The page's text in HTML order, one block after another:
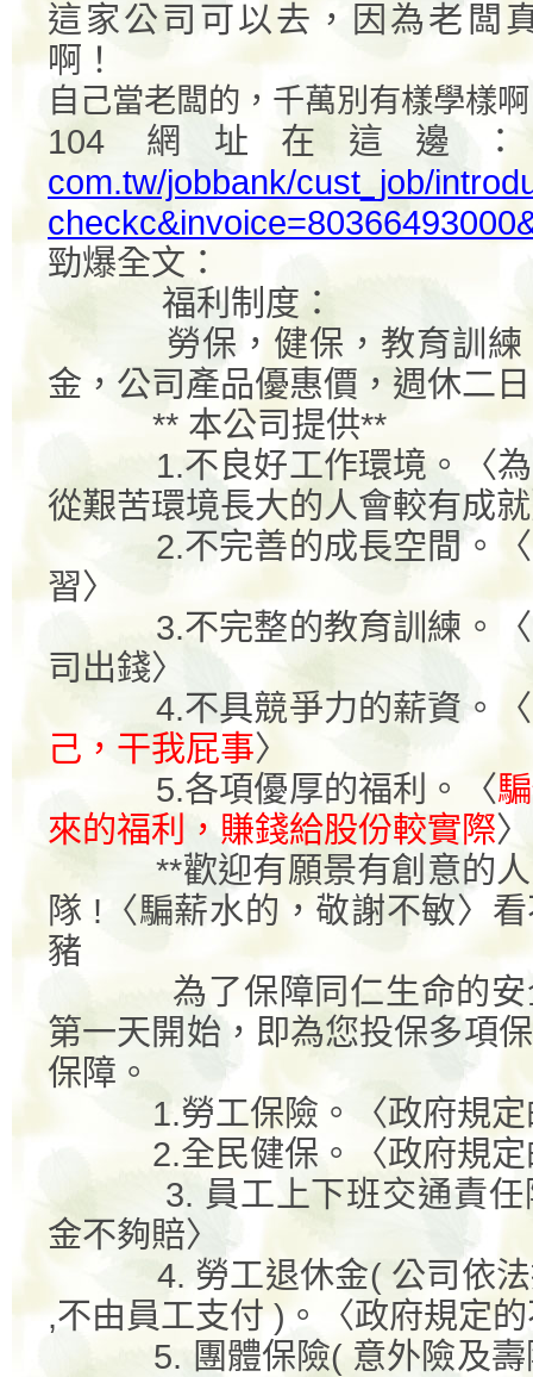
這家公司可以去，因為老闆
啊！
自己當老闆的，千萬別有樣學樣
104
網址在這邊
com.tw/jobbank/cust_job/
勁爆全文：
福利制度：
勞保，健保，教育訓
金，公司產品優惠價，週休二
** 本公司提供**
1.不良好工作環境。〈
從艱苦環境長大的人會較有成
2.不完善的成長空間。
習〉
3.不完整的教育訓練。
司出錢〉
4.不具競爭力的薪資。〈
己，干我屁事〉
5.各項優厚的福利。〈
來的福利，賺錢給股份較實際〉
**歡迎有願景有創意的
隊 ! 〈騙薪水的，敬謝不敏〉
豬
為了保障同仁生命的
第一天開始，即為您投保多項
保障。
1.勞工保險。〈政府規
2.全民健保。〈政府規
3. 員工上下班交通責
金不夠賠〉
4. 勞工退休金( 公司依
,不由員工支付)。〈政府規定
5. 團體保險( 意外險及